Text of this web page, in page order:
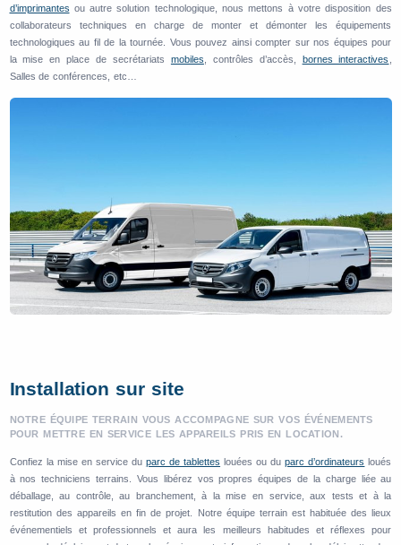
d’imprimantes ou autre solution technologique, nous mettons à votre disposition des
collaborateurs techniques en charge de monter et démonter les équipements
technologiques au fil de la tournée. Vous pouvez ainsi compter sur nos équipes pour
la mise en place de secrétariats mobiles , contrôles d’accès, bornes interactives
Salles de conférences, etc…
Installation sur site
NOTRE ÉQUIPE TERRAIN VOUS ACCOMPAGNE SUR VOS ÉVÉNEMENTS
POUR METTRE EN SERVICE LES APPAREILS PRIS EN LOCATION.
Confiez la mise en service du parc de tablettes louées ou duparc d’ordinateurs loués
à nos techniciens terrains. Vous libérez vos propres équipes de la charge liée au
déballage, au contrôle, au branchement, à la mise en service, aux tests et à la
restitution des appareils en fin de projet. Notre équipe terrain est habituée des lieux
événementiels et professionnels et aura les meilleurs habitudes et réflexes pour